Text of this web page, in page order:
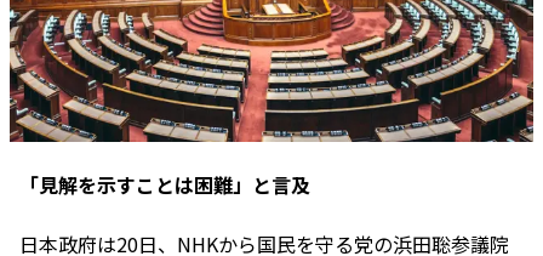
「見解を示すことは困難」と言及
日本政府は20日、NHKから国民を守る党の浜田聡参議院